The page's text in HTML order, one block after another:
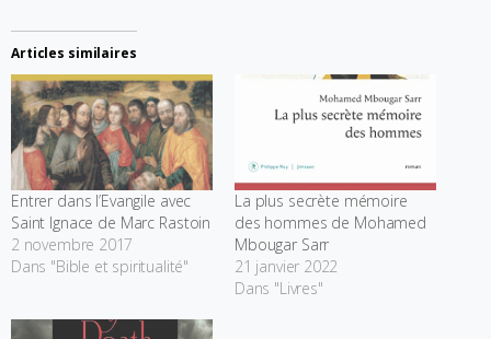
Articles similaires
Entrer dans l’Evangile avec
Saint Ignace de Marc Rastoin
2 novembre 2017
Dans "Bible et spiritualité"
La plus secrète mémoire
des hommes de Mohamed
Mbougar Sarr
21 janvier 2022
Dans "Livres"